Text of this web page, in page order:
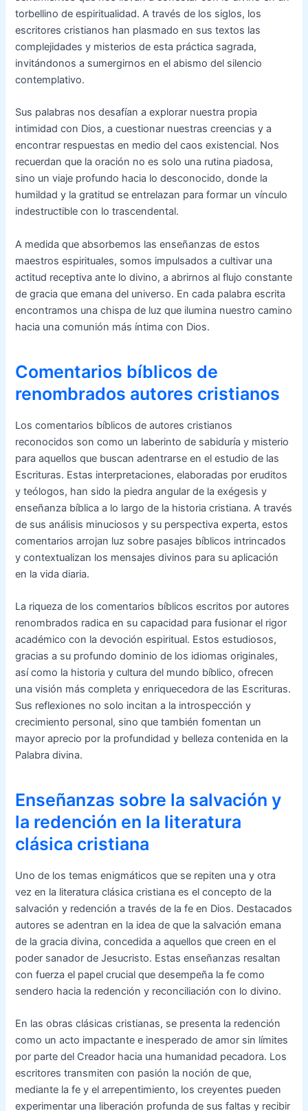
torbellino de espiritualidad. A través de los siglos, los
escritores cristianos han plasmado en sus textos las
complejidades y misterios de esta práctica sagrada,
invitándonos a sumergirnos en el abismo del silencio
contemplativo.
Sus palabras nos desafían a explorar nuestra propia
intimidad con Dios, a cuestionar nuestras creencias y a
encontrar respuestas en medio del caos existencial. Nos
recuerdan que la oración no es solo una rutina piadosa,
sino un viaje profundo hacia lo desconocido, donde la
humildad y la gratitud se entrelazan para formar un vínculo
indestructible con lo trascendental.
A medida que absorbemos las enseñanzas de estos
maestros espirituales, somos impulsados ​​a cultivar una
actitud receptiva ante lo divino, a abrirnos al flujo constante
de gracia que emana del universo. En cada palabra escrita
encontramos una chispa de luz que ilumina nuestro camino
hacia una comunión más íntima con Dios.
Comentarios bíblicos de
renombrados autores cristianos
Los comentarios bíblicos de autores cristianos
reconocidos son como un laberinto de sabiduría y misterio
para aquellos que buscan adentrarse en el estudio de las
Escrituras. Estas interpretaciones, elaboradas por eruditos
y teólogos, han sido la piedra angular de la exégesis y
enseñanza bíblica a lo largo de la historia cristiana. A través
de sus análisis minuciosos y su perspectiva experta, estos
comentarios arrojan luz sobre pasajes bíblicos intrincados
y contextualizan los mensajes divinos para su aplicación
en la vida diaria.
La riqueza de los comentarios bíblicos escritos por autores
renombrados radica en su capacidad para fusionar el rigor
académico con la devoción espiritual. Estos estudiosos,
gracias a su profundo dominio de los idiomas originales,
así como la historia y cultura del mundo bíblico, ofrecen
una visión más completa y enriquecedora de las Escrituras.
Sus reflexiones no solo incitan a la introspección y
crecimiento personal, sino que también fomentan un
mayor aprecio por la profundidad y belleza contenida en la
Palabra divina.
Enseñanzas sobre la salvación y
la redención en la literatura
clásica cristiana
Uno de los temas enigmáticos que se repiten una y otra
vez en la literatura clásica cristiana es el concepto de la
salvación y redención a través de la fe en Dios. Destacados
autores se adentran en la idea de que la salvación emana
de la gracia divina, concedida a aquellos que creen en el
poder sanador de Jesucristo. Estas enseñanzas resaltan
con fuerza el papel crucial que desempeña la fe como
sendero hacia la redención y reconciliación con lo divino.
En las obras clásicas cristianas, se presenta la redención
como un acto impactante e inesperado de amor sin límites
por parte del Creador hacia una humanidad pecadora. Los
escritores transmiten con pasión la noción de que,
mediante la fe y el arrepentimiento, los creyentes pueden
experimentar una liberación profunda de sus faltas y recibir